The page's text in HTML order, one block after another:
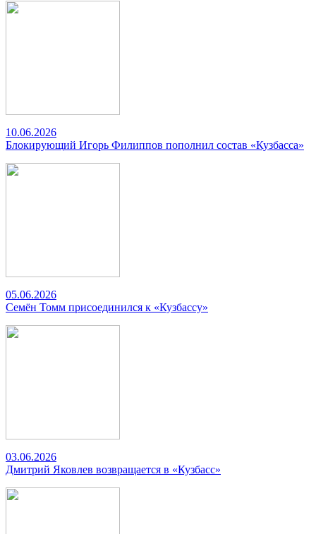
10.06.2026
Блокирующий Игорь Филиппов пополнил состав «Кузбасса»
05.06.2026
Семён Томм присоединился к «Кузбассу»
03.06.2026
Дмитрий Яковлев возвращается в «Кузбасс»